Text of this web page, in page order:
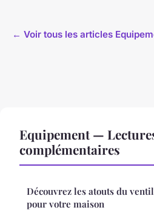
← Voir tous les articles
Equipement —
complémentaires
Découvrez les atouts du
pour votre maison